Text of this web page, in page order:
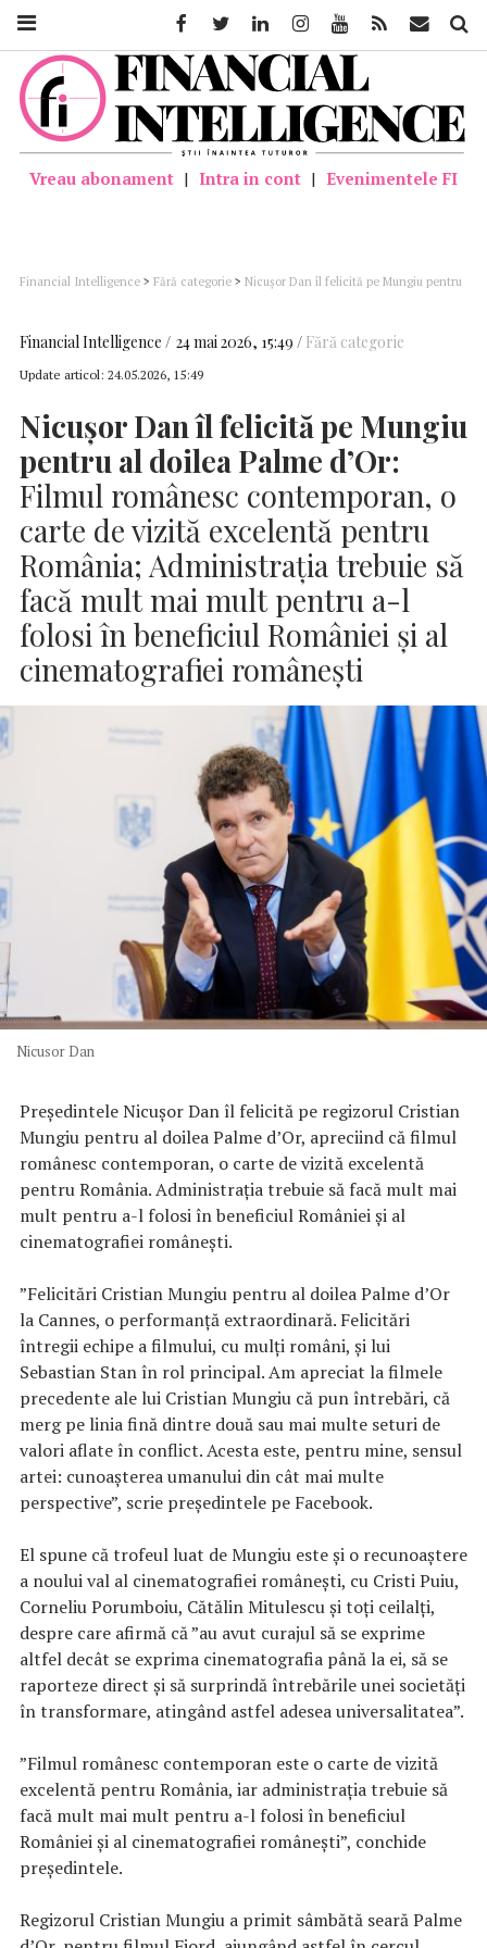
Vreau abonament | Intra in cont | Evenimentele FI
Financial Intelligence > Fără categorie > Nicuşor Dan îl felicită pe Mungiu pentru
beneficiul României şi al cinematografiei româneşti
Financial Intelligence 24 mai 2026, 15:49 Fără categorie
Update articol: 24.05.2026, 15:49
Nicuşor Dan îl felicită pe Mungiu
pentru al doilea Palme d’Or:
Filmul românesc contemporan, o
carte de vizită excelentă pentru
România; Administraţia trebuie să
facă mult mai mult pentru a-l
folosi în beneficiul României şi al
cinematografiei româneşti
Nicusor Dan
Preşedintele Nicuşor Dan îl felicită pe regizorul Cristian
Mungiu pentru al doilea Palme d’Or, apreciind că filmul
românesc contemporan, o carte de vizită excelentă
pentru România. Administraţia trebuie să facă mult mai
mult pentru a-l folosi în beneficiul României şi al
cinematografiei româneşti.
”Felicitări Cristian Mungiu pentru al doilea Palme d’Or
la Cannes, o performanţă extraordinară. Felicitări
întregii echipe a filmului, cu mulţi români, şi lui
Sebastian Stan în rol principal. Am apreciat la filmele
precedente ale lui Cristian Mungiu că pun întrebări, că
merg pe linia fină dintre două sau mai multe seturi de
valori aflate în conflict. Acesta este, pentru mine, sensul
artei: cunoaşterea umanului din cât mai multe
perspective”, scrie preşedintele pe Facebook.
El spune că trofeul luat de Mungiu este şi o recunoaştere
a noului val al cinematografiei româneşti, cu Cristi Puiu,
Corneliu Porumboiu, Cătălin Mitulescu şi toţi ceilalţi,
despre care afirmă că ”au avut curajul să se exprime
altfel decât se exprima cinematografia până la ei, să se
raporteze direct şi să surprindă întrebările unei societăţi
în transformare, atingând astfel adesea universalitatea”.
”Filmul românesc contemporan este o carte de vizită
excelentă pentru România, iar administraţia trebuie să
facă mult mai mult pentru a-l folosi în beneficiul
României şi al cinematografiei româneşti”, conchide
preşedintele.
Regizorul Cristian Mungiu a primit sâmbătă seară Palme
FacebookTwitter LinkedinInstagramYoutube Feed Mail